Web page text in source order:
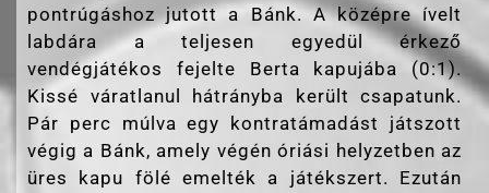
pontrúgáshoz jutott a Bánk. A középre ívelt
labdára a teljesen egyedül érkező
vendégjátékos fejelte Berta kapujába (0:1).
Kissé váratlanul hátrányba került csapatunk.
Pár perc múlva egy kontratámadást játszott
végig a Bánk, amely végén óriási helyzetben az
üres kapu fölé emelték a játékszert. Ezután